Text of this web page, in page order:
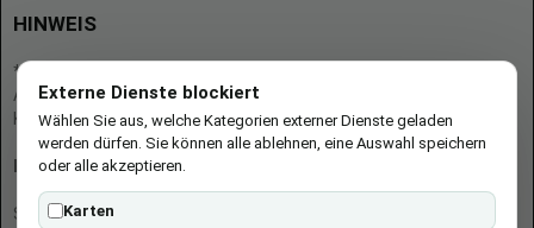
HINWEIS
* = Afilliate-Link (=Werbung)
Als Amazon-Partner verdient der Seitenbetreiber an qualifizierten
Käufen.
Hinweis zu Preisen und Verfügbarkeiten
Sofern Produktpreise und Verfügbarkeiten angezeigt werden,
Externe Dienste blockiert
Wählen Sie aus, welche Kategorien externer Dienste geladen
werden dürfen. Sie können alle ablehnen, eine Auswahl speichern
oder alle akzeptieren.
Karten